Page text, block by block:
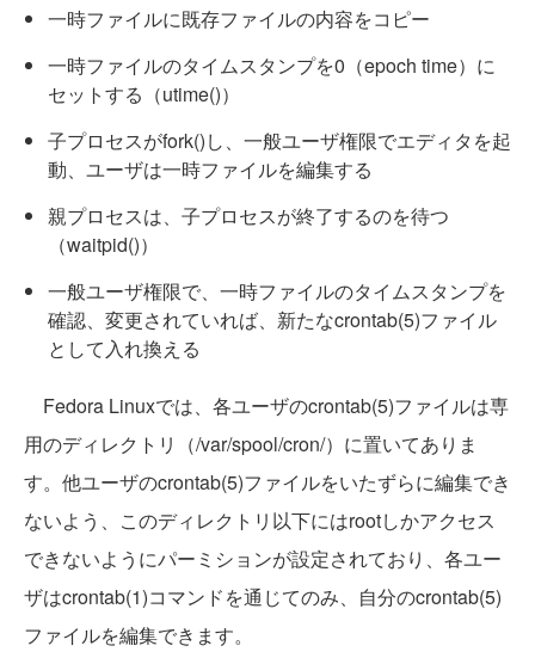
一時ファイルに既存ファイルの内容をコピー
一時ファイルのタイムスタンプを0（epoch time）に
セットする（utime()）
子プロセスがfork()し、一般ユーザ権限でエディタを起
動、ユーザは一時ファイルを編集する
親プロセスは、子プロセスが終了するのを待つ
（waitpid()）
一般ユーザ権限で、一時ファイルのタイムスタンプを
確認、変更されていれば、新たなcrontab(5)ファイル
として入れ換える
Fedora Linuxでは、各ユーザのcrontab(5)ファイルは専
用のディレクトリ（/var/spool/cron/）に置いてありま
す。他ユーザのcrontab(5)ファイルをいたずらに編集でき
ないよう、このディレクトリ以下にはrootしかアクセス
できないようにパーミションが設定されており、各ユー
ザはcrontab(1)コマンドを通じてのみ、自分のcrontab(5)
ファイルを編集できます。